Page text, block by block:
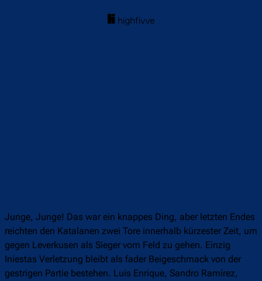
Junge, Junge! Das war ein knappes Ding, aber letzten Endes
reichten den Katalanen zwei Tore innerhalb kürzester Zeit, um
gegen Leverkusen als Sieger vom Feld zu gehen. Einzig
Iniestas Verletzung bleibt als fader Beigeschmack von der
gestrigen Partie bestehen. Luis Enrique, Sandro Ramírez,